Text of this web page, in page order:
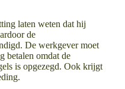
laten weten dat hij
de
De werkgever moet
betalen omdat de
is opgezegd. Ook krijgt